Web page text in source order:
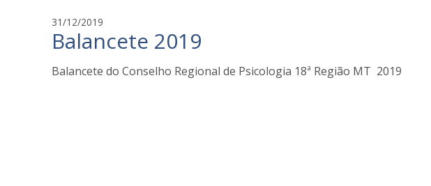
31/12/2019f
a
b
i
Balancete 2019
Balancete do Conselho Regional de Psicologia 18ª Região MT 2019